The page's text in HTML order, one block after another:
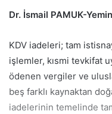
Dr. İsmail PAMUK-
KDV iadeleri; tam
işlemler, kısmi tevkifat
ödenen vergiler ve
beş farklı kaynaktan
iadelerinin temelinde